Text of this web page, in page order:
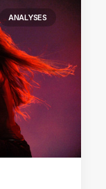
ANALYSES